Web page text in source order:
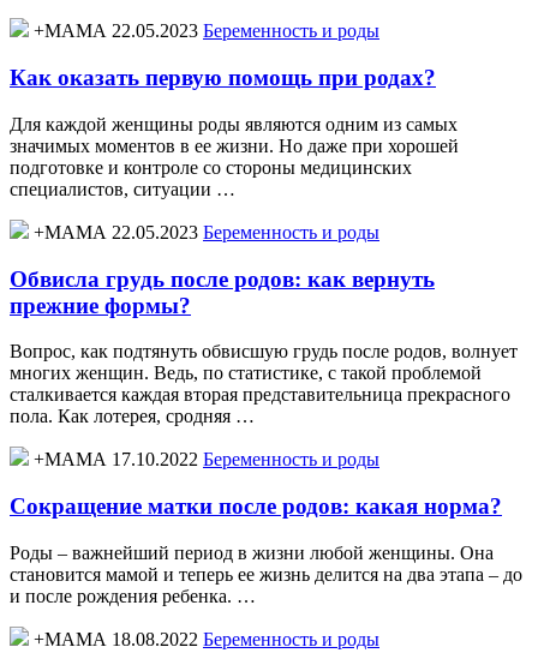
+МАМА 22.05.2023 Беременность и роды
Как оказать первую помощь при родах?
Для каждой женщины роды являются одним из самых
значимых моментов в ее жизни. Но даже при хорошей
подготовке и контроле со стороны медицинских
специалистов, ситуации …
+МАМА 22.05.2023 Беременность и роды
Обвисла грудь после родов: как вернуть
прежние формы?
Вопрос, как подтянуть обвисшую грудь после родов, волнует
многих женщин. Ведь, по статистике, с такой проблемой
сталкивается каждая вторая представительница прекрасного
пола. Как лотерея, сродняя …
+МАМА 17.10.2022 Беременность и роды
Сокращение матки после родов: какая норма?
Роды – важнейший период в жизни любой женщины. Она
становится мамой и теперь ее жизнь делится на два этапа – до
и после рождения ребенка. …
+МАМА 18.08.2022 Беременность и роды